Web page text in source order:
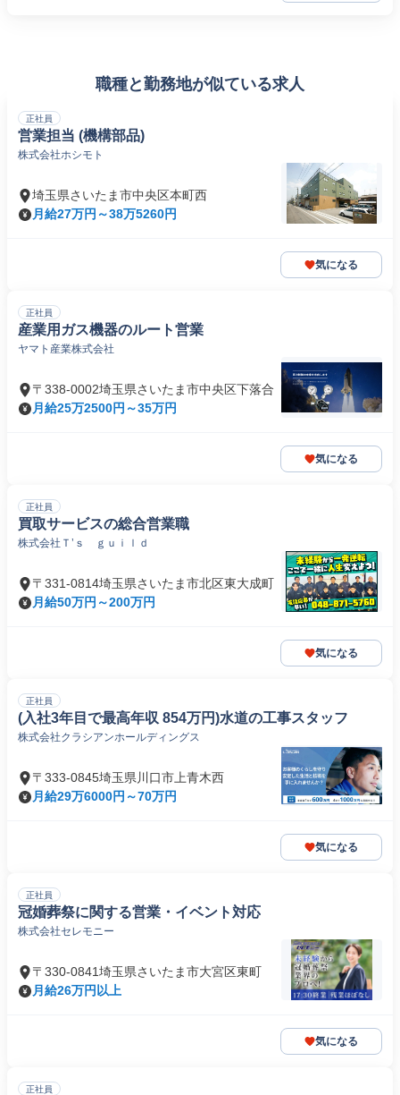
職種と勤務地が似ている求人
正社員
営業担当 (機構部品)
株式会社ホシモト
埼玉県さいたま市中央区本町西
月給27万円～38万5260円
気になる
正社員
産業用ガス機器のルート営業
ヤマト産業株式会社
〒338-0002埼玉県さいたま市中央区下落合
月給25万2500円～35万円
気になる
正社員
買取サービスの総合営業職
株式会社Ｔ’ｓ ｇｕｉｌｄ
〒331-0814埼玉県さいたま市北区東大成町
月給50万円～200万円
気になる
正社員
(入社3年目で最高年収 854万円)水道の工事スタッフ
株式会社クラシアンホールディングス
〒333-0845埼玉県川口市上青木西
月給29万6000円～70万円
気になる
正社員
冠婚葬祭に関する営業・イベント対応
株式会社セレモニー
〒330-0841埼玉県さいたま市大宮区東町
月給26万円以上
気になる
正社員